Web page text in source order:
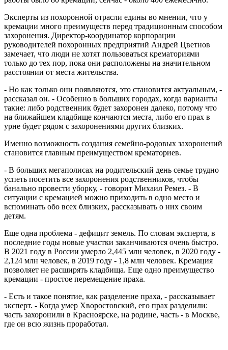
Эксперты из похоронной отрасли едины во мнении, что у
кремации много преимуществ перед традиционным способом
захоронения. Директор-координатор корпорации
руководителей похоронных предприятий Андрей Цветнов
замечает, что люди не хотят пользоваться крематориями
только до тех пор, пока они расположены на значительном
расстоянии от места жительства.
- Но как только они появляются, это становится актуальным, -
рассказал он. - Особенно в больших городах, когда варианты
такие: либо родственник будет захоронен далеко, потому что
на ближайшем кладбище кончаются места, либо его прах в
урне будет рядом с захоронениями других близких.
Именно возможность создания семейно-родовых захоронений
становится главным преимуществом крематориев.
- В больших мегаполисах на родительский день семье трудно
успеть посетить все захоронения родственников, чтобы
банально провести уборку, - говорит Михаил Ремез. - В
ситуации с кремацией можно приходить в одно место и
вспоминать обо всех близких, рассказывать о них своим
детям.
Еще одна проблема - дефицит земель. По словам эксперта, в
последние годы новые участки заканчиваются очень быстро.
В 2021 году в России умерло 2,445 млн человек, в 2020 году -
2,124 млн человек, в 2019 году - 1,8 млн человек. Кремация
позволяет не расширять кладбища. Еще одно преимущество
кремации - простое перемещение праха.
- Есть и такое понятие, как разделение праха, - рассказывает
эксперт. - Когда умер Хворостовский, его прах разделили:
часть захоронили в Красноярске, на родине, часть - в Москве,
где он всю жизнь проработал.